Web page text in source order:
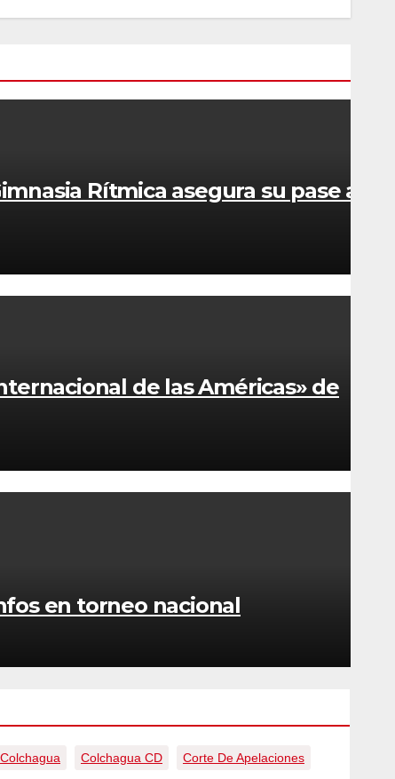
Rítmica asegura su pase a
de las Américas» de
en torneo nacional
Colchagua Colchagua CD Corte De Apelaciones